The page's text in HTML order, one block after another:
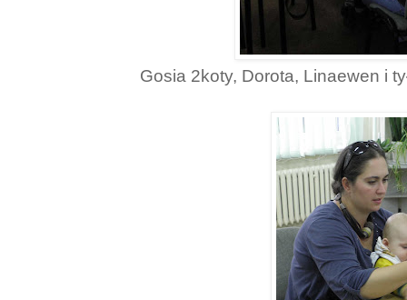
Gosia 2koty, Dorota, Linaewen i